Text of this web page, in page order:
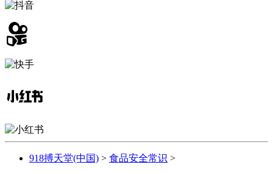
918搏天堂(中国) > 食品安全常识 >